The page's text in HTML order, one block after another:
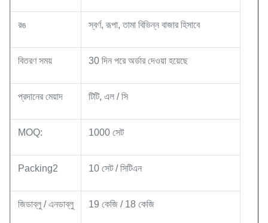
রঙ স্বর্ণ, রূপা, তামা বিভিন্ন বাজার হিসাবে
বিতরণ সময় 30 দিন পরে অর্ডার দেওয়া হয়েছে
প্রদানের মেয়াদ টিটি, এল / সি
MOQ: 1000 সেট
Packing2 10 সেট / সিটিএন
জিডাব্লু / এনডাব্লু 19 কেজি / 18 কেজি